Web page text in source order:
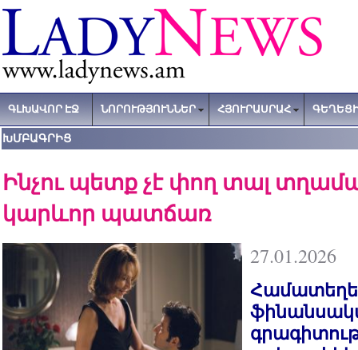
ԳԼԽԱՎՈՐ ԷՋ ՆՈՐՈՒԹՅՈՒՆՆԵՐ ՀՅՈՒՐԱՍՐԱՀ
ԽՄԲԱԳՐԻՑ
Ինչու պետք չէ փող տալ
կարևոր պատճառ
27.01.2026